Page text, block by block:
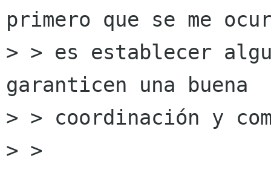
primero que se me
> > es establecer
garanticen una buena
> > coordinación y
> >